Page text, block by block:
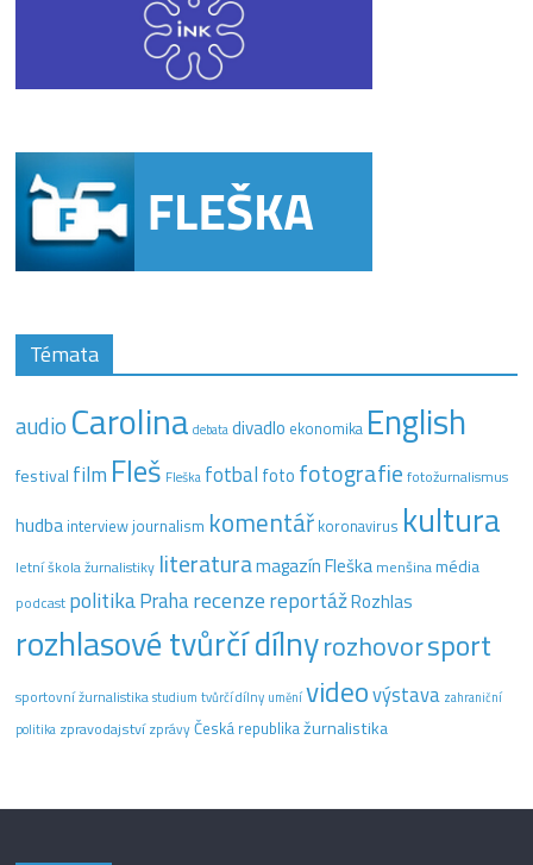
Témata
audio Carolina debata divadlo ekonomika English
festival film Fleš Fleška fotbal foto fotografie fotožurnalismus
hudba interview journalism komentář koronavirus kultura
letní škola žurnalistiky literaturamagazín Fleška menšinamédia
podcast politikaPraharecenzereportážRozhlas
rozhlasové tvůrčí dílnyrozhovorsport
sportovní žurnalistika studium tvůrčí dílny uměnívideovýstava zahraniční
politika zpravodajstvízprávyČeská republikažurnalistika